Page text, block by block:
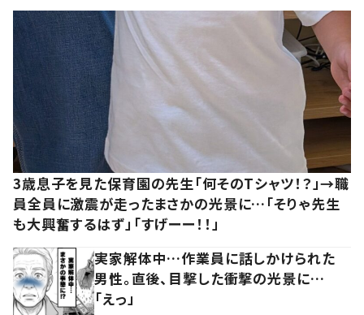
3歳息子を見た保育園の先生「何そのTシャツ！？」→職
員全員に激震が走ったまさかの光景に…「そりゃ先生
も大興奮するはず」「すげーー！！」
実家解体中…作業員に話しかけられた
男性。直後、目撃した衝撃の光景に…
「えっ」